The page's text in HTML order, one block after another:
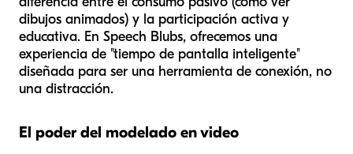
dibujos animados) y la participación activa y
educativa. En Speech Blubs, ofrecemos una
experiencia de "tiempo de pantalla inteligente"
diseñada para ser una herramienta de conexión, no
una distracción.
El poder del modelado en video